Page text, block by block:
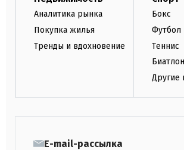
Аналитика рынка
Покупка жилья
Тренды и вдохновение
Бокс
Футбол
Теннис
Биатлон
Другие
E-mail-рассылка